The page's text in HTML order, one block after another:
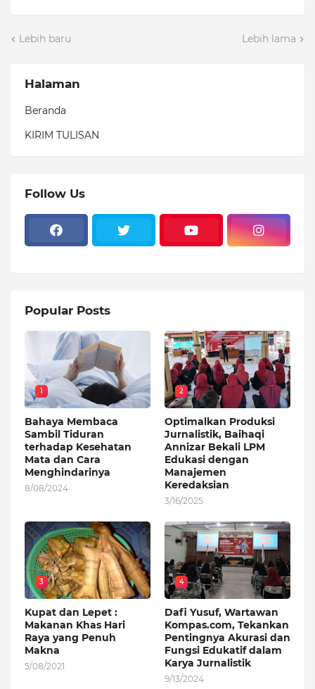
Lebih baru Lebih lama
Halaman
Beranda
KIRIM TULISAN
Follow Us
Popular Posts
1
Bahaya Membaca
Sambil Tiduran
terhadap Kesehatan
Mata dan Cara
Menghindarinya
8/08/2024
2
Optimalkan Produksi
Jurnalistik, Baihaqi
Annizar Bekali LPM
Edukasi dengan
Manajemen
Keredaksian
3/16/2025
3
Kupat dan Lepet :
Makanan Khas Hari
Raya yang Penuh
Makna
5/08/2021
4
Dafi Yusuf, Wartawan
Kompas.com, Tekankan
Pentingnya Akurasi dan
Fungsi Edukatif dalam
Karya Jurnalistik
9/13/2024